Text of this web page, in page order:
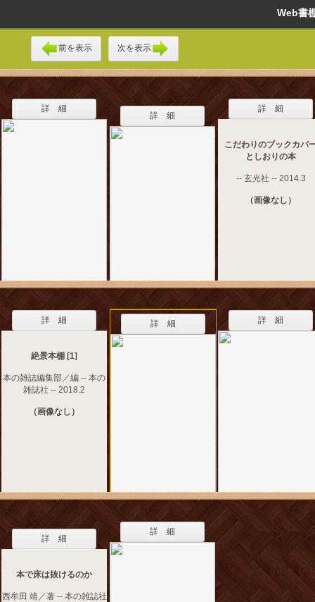
Web
前を表示 次を表示
詳 細
詳 細
詳 細
こだわりのブックカバ
としおりの本
-- 玄光社 -- 2014.3
（画像なし）
詳 細
絶景本棚 [1]
本の雑誌編集部／編 -- 本の
雑誌社 -- 2018.2
（画像なし）
詳 細 詳 細
詳 細
本で床は抜けるのか
西牟田 靖／著 -- 本の雑誌社
詳 細